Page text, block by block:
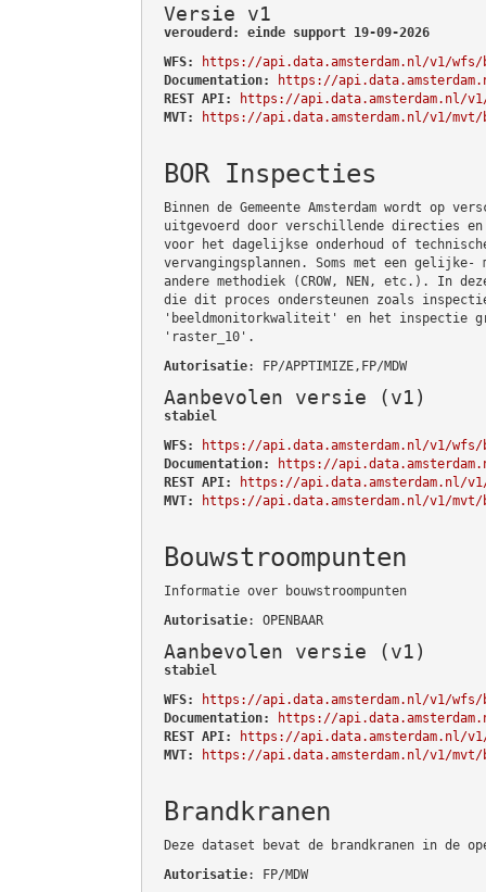
Versie v1
verouderd: einde support 19-09-2026
WFS:
https://api.data.amsterdam.nl/v1/wfs/
Documentation:
https://
REST API:
https://api.data.amsterdam.nl/v1/
MVT:
https://api.data.amsterdam.nl/v1/mvt/
BOR Inspecties
Binnen de Gemeente Amsterdam wordt op
uitgevoerd door verschillende directies
voor het dagelijkse onderhoud of
vervangingsplannen. Soms met een gelijke-
andere methodiek (CROW, NEN, etc.). In
die dit proces ondersteunen zoals
'beeldmonitorkwaliteit' en het inspectie
'raster_10'.
Autorisatie: FP/APPTIMIZE,FP/MDW
Aanbevolen versie (v1)
stabiel
WFS:
https://api.data.amsterdam.nl/v1/wfs/
Documentation:
https://
REST API:
https://api.data.amsterdam.nl/
MVT:
https://api.data.amsterdam.nl/v1/mvt/
Bouwstroompunten
Informatie over bouwstroompunten
Autorisatie: OPENBAAR
Aanbevolen versie (v1)
stabiel
WFS:
https://api.data.amsterdam.nl/v1/wfs/
Documentation:
https://
REST API:
https://api.data.amsterdam.nl/v1/
MVT:
https://api.data.amsterdam.nl/v1/mvt/
Brandkranen
Deze dataset bevat de brandkranen in de
Autorisatie: FP/MDW